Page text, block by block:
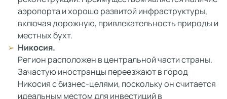
аэропорта и хорошо развитой инфраструктуры,
включая дорожную, привлекательность природы и
местных бухт.
Никосия.
Регион расположен в центральной части страны.
Зачастую иностранцы переезжают в город
Никосия с бизнес-целями, поскольку он считается
идеальным местом для инвестиций в